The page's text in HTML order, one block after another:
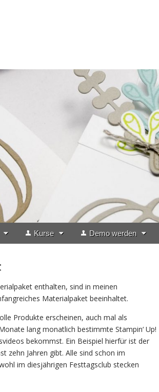
Kurse Demo werden
enthalten, sind in meinen
Materialpaket beeinhaltet.
Produkte erscheinen, auch mal als
lang monatlich bestimmte Stampin‘ Up!
bekommst. Ein Beispiel hierfür ist der
zehn Jahren gibt. Alle sind schon im
im diesjährigen Festtagsclub stecken